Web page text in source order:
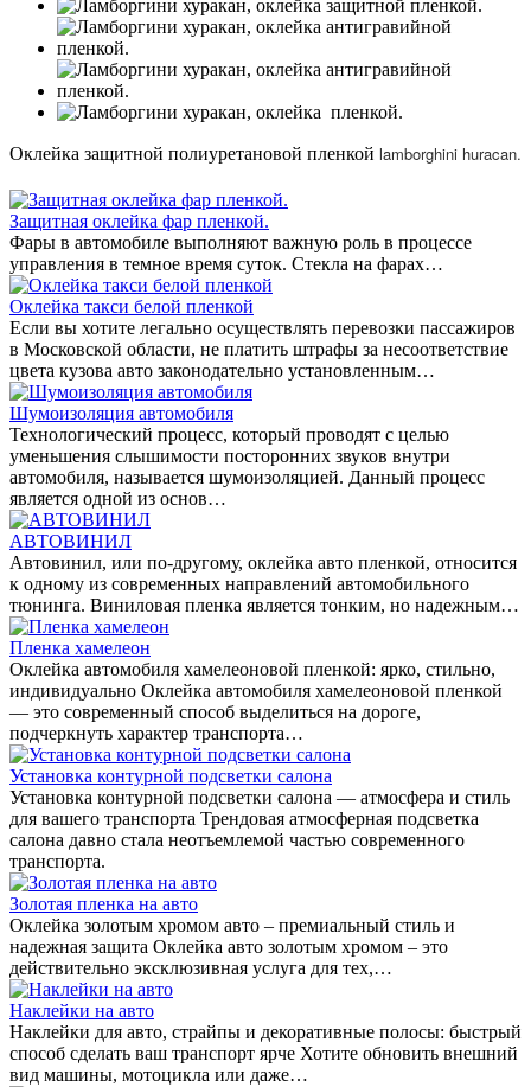
Оклейка защитной полиуретановой пленкой lamborghini huracan.
Защитная оклейка фар пленкой.
Фары в автомобиле выполняют важную роль в процессе
управления в темное время суток. Стекла на фарах…
Оклейка такси белой пленкой
Если вы хотите легально осуществлять перевозки пассажиров
в Московской области, не платить штрафы за несоответствие
цвета кузова авто законодательно установленным…
Шумоизоляция автомобиля
Технологический процесс, который проводят с целью
уменьшения слышимости посторонних звуков внутри
автомобиля, называется шумоизоляцией. Данный процесс
является одной из основ…
АВТОВИНИЛ
Автовинил, или по-другому, оклейка авто пленкой, относится
к одному из современных направлений автомобильного
тюнинга. Виниловая пленка является тонким, но надежным…
Пленка хамелеон
Оклейка автомобиля хамелеоновой пленкой: ярко, стильно,
индивидуально Оклейка автомобиля хамелеоновой пленкой
— это современный способ выделиться на дороге,
подчеркнуть характер транспорта…
Установка контурной подсветки салона
Установка контурной подсветки салона — атмосфера и стиль
для вашего транспорта Трендовая атмосферная подсветка
салона давно стала неотъемлемой частью современного
транспорта.
Золотая пленка на авто
Оклейка золотым хромом авто – премиальный стиль и
надежная защита Оклейка авто золотым хромом – это
действительно эксклюзивная услуга для тех,…
Наклейки на авто
Наклейки для авто, страйпы и декоративные полосы: быстрый
способ сделать ваш транспорт ярче Хотите обновить внешний
вид машины, мотоцикла или даже…